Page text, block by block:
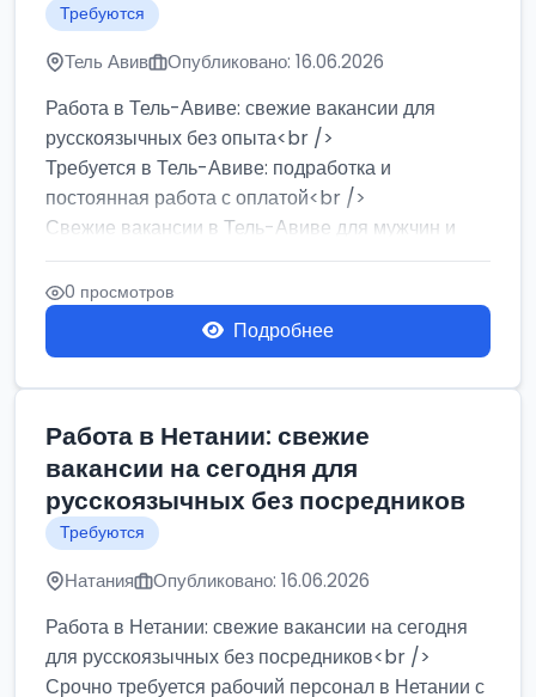
Требуются
Тель Авив Опубликовано: 16.06.2026
Работа в Тель-Авиве: свежие вакансии для
русскоязычных без опыта<br />
Требуется в Тель-Авиве: подработка и
постоянная работа с оплатой<br />
Свежие вакансии в Тель-Авиве для мужчин и
женщин от хозя...
0 просмотров
Подробнее
Работа в Нетании: свежие
вакансии на сегодня для
русскоязычных без посредников
Требуются
Натания Опубликовано: 16.06.2026
Работа в Нетании: свежие вакансии на сегодня
для русскоязычных без посредников<br />
Срочно требуется рабочий персонал в Нетании с